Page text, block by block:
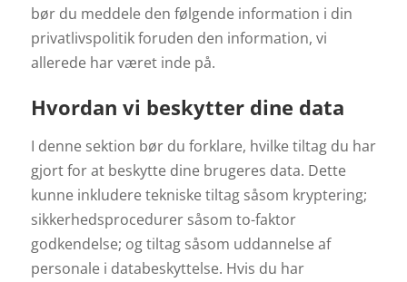
bør du meddele den følgende information i din
privatlivspolitik foruden den information, vi
allerede har været inde på.
Hvordan vi beskytter dine data
I denne sektion bør du forklare, hvilke tiltag du har
gjort for at beskytte dine brugeres data. Dette
kunne inkludere tekniske tiltag såsom kryptering;
sikkerhedsprocedurer såsom to-faktor
godkendelse; og tiltag såsom uddannelse af
personale i databeskyttelse. Hvis du har